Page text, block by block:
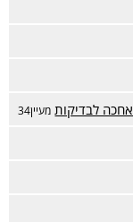
לבדיקות מעיין34